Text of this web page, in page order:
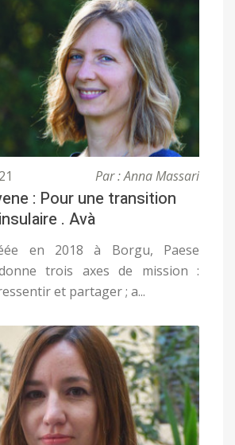
Par : Anna Massari
: Pour une transition
. Avà
en 2018 à Borgu, Paese
trois axes de mission :
et partager ; a...